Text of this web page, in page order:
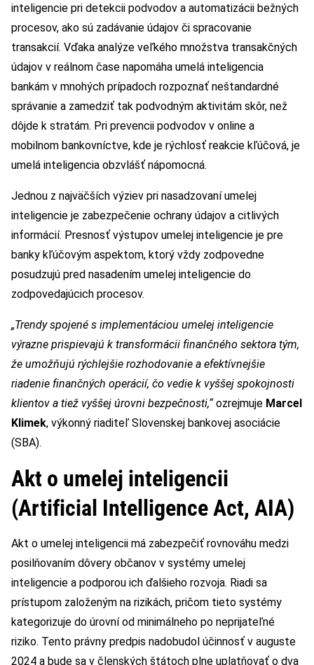
inteligencie pri detekcii podvodov a automatizácii bežných
procesov, ako sú zadávanie údajov či spracovanie
transakcií. Vďaka analýze veľkého množstva transakčných
údajov v reálnom čase napomáha umelá inteligencia
bankám v mnohých prípadoch rozpoznať neštandardné
správanie a zamedziť tak podvodným aktivitám skôr, než
dôjde k stratám. Pri prevencii podvodov v online a
mobilnom bankovníctve, kde je rýchlosť reakcie kľúčová, je
umelá inteligencia obzvlášť nápomocná.
Jednou z najväčších výziev pri nasadzovaní umelej
inteligencie je zabezpečenie ochrany údajov a citlivých
informácií. Presnosť výstupov umelej inteligencie je pre
banky kľúčovým aspektom, ktorý vždy zodpovedne
posudzujú pred nasadením umelej inteligencie do
zodpovedajúcich procesov.
„Trendy spojené s implementáciou umelej inteligencie
výrazne prispievajú k transformácii finančného sektora tým,
že umožňujú rýchlejšie rozhodovanie a efektívnejšie
riadenie finančných operácií, čo vedie k vyššej spokojnosti
klientov a tiež vyššej úrovni bezpečnosti,“ozrejmuje Marcel
Klimek, výkonný riaditeľ Slovenskej bankovej asociácie
(SBA).
Akt o umelej inteligencii
(Artificial Intelligence Act, AIA)
Akt o umelej inteligencii má zabezpečiť rovnováhu medzi
posilňovaním dôvery občanov v systémy umelej
inteligencie a podporou ich ďalšieho rozvoja. Riadi sa
prístupom založeným na rizikách, pričom tieto systémy
kategorizuje do úrovní od minimálneho po neprijateľné
riziko. Tento právny predpis nadobudol účinnosť v auguste
2024 a bude sa v členských štátoch plne uplatňovať o dva